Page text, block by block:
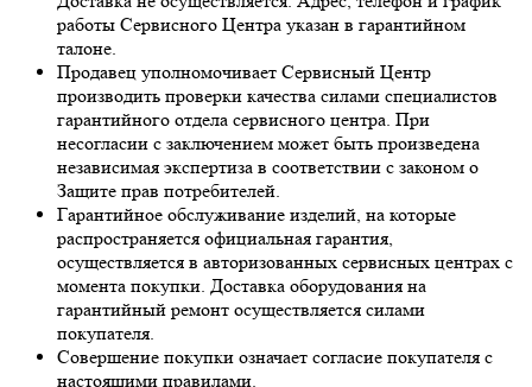
работы Сервисного Центра указан в гарантийном
талоне.
Продавец уполномочивает Сервисный Центр
производить проверки качества силами специалистов
гарантийного отдела сервисного центра. При
несогласии с заключением может быть произведена
независимая экспертиза в соответствии с законом о
Защите прав потребителей.
Гарантийное обслуживание изделий, на которые
распространяется официальная гарантия,
осуществляется в авторизованных сервисных центрах с
момента покупки. Доставка оборудования на
гарантийный ремонт осуществляется силами
покупателя.
Совершение покупки означает согласие покупателя с
настоящими правилами.